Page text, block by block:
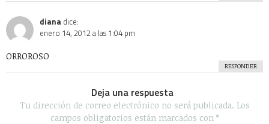
diana dice:
enero 14, 2012 a las 1:04 pm
ORROROSO
RESPONDER
Deja una respuesta
Tu dirección de correo electrónico no será publicada. Los
campos obligatorios están marcados con *